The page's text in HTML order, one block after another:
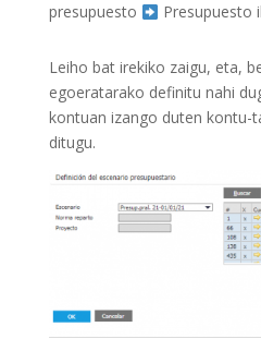
presupuesto
Presupuesto
Leiho bat irekiko zaigu, eta,
egoeratarako definitu nahi
kontuan izango duten kontu-
ditugu.